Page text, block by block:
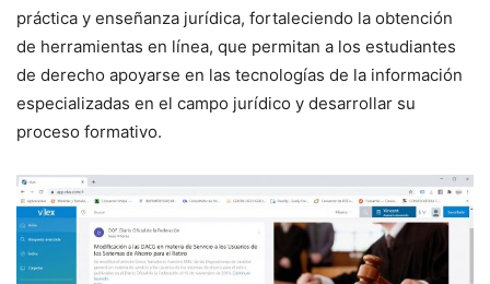
práctica y enseñanza jurídica, fortaleciendo la obtención
de herramientas en línea, que permitan a los estudiantes
de derecho apoyarse en las tecnologías de la información
especializadas en el campo jurídico y desarrollar su
proceso formativo.